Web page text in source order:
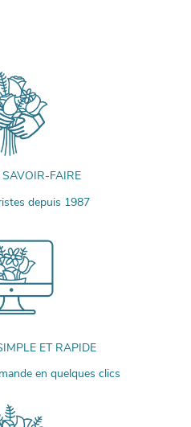
FAIRE
depuis 1987
ET RAPIDE
en quelques clics